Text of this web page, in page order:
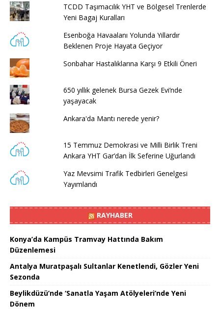
TCDD Taşımacılık YHT ve Bölgesel Trenlerde
Yeni Bagaj Kuralları
Esenboğa Havaalanı Yolunda Yıllardır
Beklenen Proje Hayata Geçiyor
Sonbahar Hastalıklarına Karşı 9 Etkili Öneri
650 yıllık gelenek Bursa Gezek Evi’nde
yaşayacak
Ankara'da Mantı nerede yenir?
15 Temmuz Demokrasi ve Milli Birlik Treni
Ankara YHT Gar’dan İlk Seferine Uğurlandı
Yaz Mevsimi Trafik Tedbirleri Genelgesi
Yayımlandı
RAYHABER
Konya’da Kampüs Tramvay Hattında Bakım
Düzenlemesi
Antalya Muratpaşalı Sultanlar Kenetlendi, Gözler Yeni
Sezonda
Beylikdüzü’nde ‘Sanatla Yaşam Atölyeleri’nde Yeni
Dönem